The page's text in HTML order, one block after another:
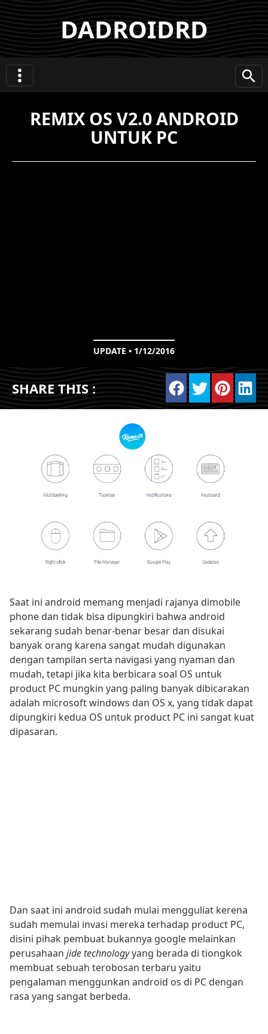
DADROIDRD
REMIX OS V2.0 ANDROID
UNTUK PC
UPDATE • 1/12/2016
SHARE THIS :
Saat ini android memang menjadi rajanya dimobile
phone dan tidak bisa dipungkiri bahwa android
sekarang sudah benar-benar besar dan disukai
banyak orang karena sangat mudah digunakan
dengan tampilan serta navigasi yang nyaman dan
mudah, tetapi jika kita berbicara soal OS untuk
product PC mungkin yang paling banyak dibicarakan
adalah microsoft windows dan OS x, yang tidak dapat
dipungkiri kedua OS untuk product PC ini sangat kuat
dipasaran.
Dan saat ini android sudah mulai mengguliat kerena
sudah memulai invasi mereka terhadap product PC,
disini pihak pembuat bukannya google melainkan
perusahaan jide technologyyang berada di tiongkok
membuat sebuah terobosan terbaru yaitu
pengalaman menggunkan android os di PC dengan
rasa yang sangat berbeda.